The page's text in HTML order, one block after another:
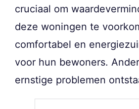
cruciaal om
deze woningen te
comfortabel en
voor hun bewoners.
ernstige problemen